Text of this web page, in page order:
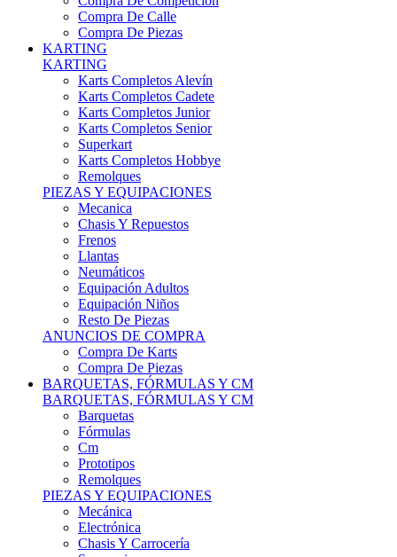
Compra De Calle
Compra De Piezas
KARTING
KARTING
Karts Completos Alevín
Karts Completos Cadete
Karts Completos Junior
Karts Completos Senior
Superkart
Karts Completos Hobbye
Remolques
PIEZAS Y EQUIPACIONES
Mecanica
Chasis Y Repuestos
Frenos
Llantas
Neumáticos
Equipación Adultos
Equipación Niños
Resto De Piezas
ANUNCIOS DE COMPRA
Compra De Karts
Compra De Piezas
BARQUETAS, FÓRMULAS Y CM
BARQUETAS, FÓRMULAS Y CM
Barquetas
Fórmulas
Cm
Prototipos
Remolques
PIEZAS Y EQUIPACIONES
Mecánica
Electrónica
Chasis Y Carrocería